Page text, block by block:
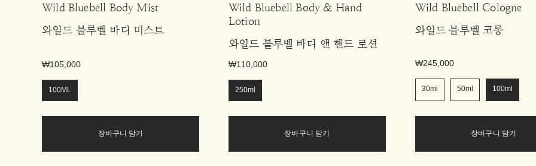
Wild Bluebell Body Mist
와일드 블루벨 바디 미스트
₩105,000
100ML
장바구니 담기
Wild Bluebell Body & Hand
Lotion
와일드 블루벨 바디 앤 핸드 로션
₩110,000
250ml
장바구니 담기
Wild Bluebell Cologne
와일드 블루벨 코롱
₩245,000
30ml 50ml 100ml
장바구니 담기